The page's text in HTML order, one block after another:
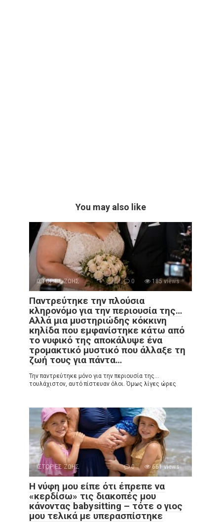
You may also like
ΙΣΤΟΡΙΕΣ ΖΩΗΣ 0 185 views
Παντρεύτηκε την πλούσια
κληρονόμο για την περιουσία της…
Αλλά μια μυστηριώδης κόκκινη
κηλίδα που εμφανίστηκε κάτω από
το νυφικό της αποκάλυψε ένα
τρομακτικό μυστικό που άλλαξε τη
ζωή τους για πάντα…
Την παντρεύτηκε μόνο για την περιουσία της…
τουλάχιστον, αυτό πίστευαν όλοι. Όμως λίγες ώρες
ΙΣΤΟΡΙΕΣ ΖΩΗΣ 0 661 views
Η νύφη μου είπε ότι έπρεπε να
«κερδίσω» τις διακοπές μου
κάνοντας babysitting – τότε ο γιος
μου τελικά με υπερασπίστηκε